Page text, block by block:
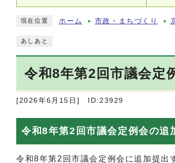
現在位置 ホーム 市政・まちづくり
あしあと
令和8年第2回市議会定
[2026年6月15日] ID:23929
令和8年第2回市議会定例会の追
令和8年第2回市議会定例会に追加提出